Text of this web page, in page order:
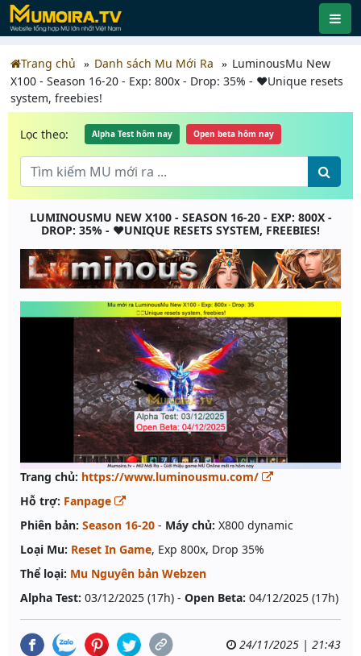
Trang chủ Danh sách Mu Mới Ra
LuminousMu New
X100 - Season 16-20 - Exp: 800x - Drop: 35% - ❤️Unique resets
system, freebies!
Lọc theo: Alpha Test hôm nay Open beta hôm nay
LUMINOUSMU NEW X100 - SEASON 16-20 - EXP: 800X -
DROP: 35% - ❤️UNIQUE RESETS SYSTEM, FREEBIES!
Trang chủ: https://www.luminousmu.com/
Hỗ trợ: Fanpage
Phiên bản: Season 16-20 - Máy chủ: X800 dynamic
Loại Mu: Reset In Game, Exp 800x, Drop 35%
Thể loại: Mu Nguyên bản Webzen
Alpha Test: 03/12/2025 (17h) - Open Beta: 04/12/2025 (17h)
24/11/2025 | 21:43